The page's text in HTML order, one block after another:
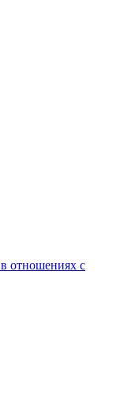
отношениях с